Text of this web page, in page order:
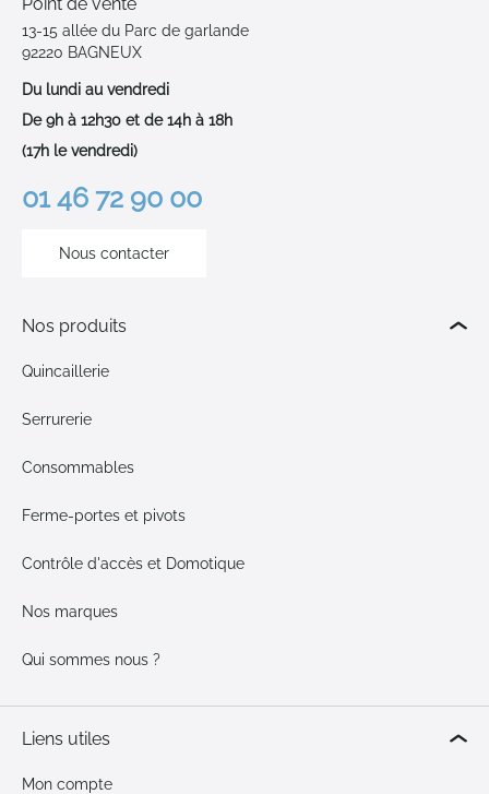
13-15 allée du Parc de garlande
92220 BAGNEUX
Du lundi au vendredi
De 9h à 12h30 et de 14h à 18h
(17h le vendredi)
01 46 72 90 00
Nous contacter
Nos produits
Quincaillerie
Serrurerie
Consommables
Ferme-portes et pivots
Contrôle d'accès et Domotique
Nos marques
Qui sommes nous ?
Liens utiles
Mon compte